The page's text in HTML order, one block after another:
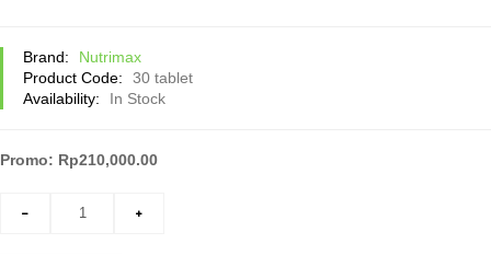
Brand:
Nutrimax
Product Code:
30 tablet
Availability:
In Stock
Promo: Rp210,000.00